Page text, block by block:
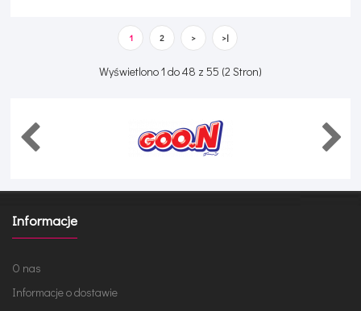
1 2 > >|
Wyświetlono 1 do 48 z 55 (2 Stron)
Informacje
O nas
Informacje o dostawie